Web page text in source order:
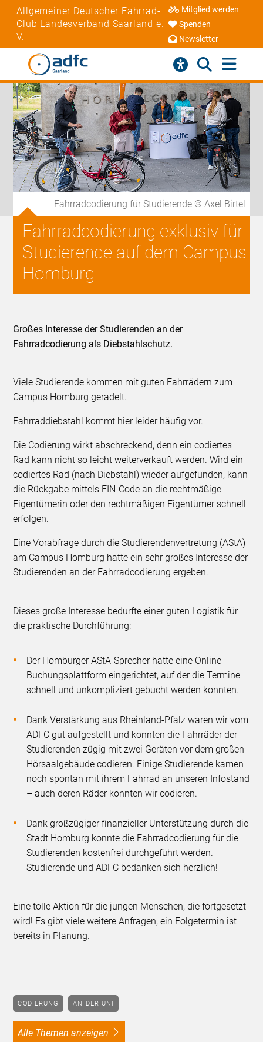
Allgemeiner Deutscher Fahrrad-
Club Landesverband Saarland e.
V.
Mitglied werden
Spenden
Newsletter
Fahrradcodierung für Studierende © Axel Birtel
Fahrradcodierung exklusiv für
Studierende auf dem Campus
Homburg
Großes Interesse der Studierenden an der
Fahrradcodierung als Diebstahlschutz.
Viele Studierende kommen mit guten Fahrrädern zum
Campus Homburg geradelt.
Fahrraddiebstahl kommt hier leider häufig vor.
Die Codierung wirkt abschreckend, denn ein codiertes
Rad kann nicht so leicht weiterverkauft werden. Wird ein
codiertes Rad (nach Diebstahl) wieder aufgefunden, kann
die Rückgabe mittels EIN-Code an die rechtmäßige
Eigentümerin oder den rechtmäßigen Eigentümer schnell
erfolgen.
Eine Vorabfrage durch die Studierendenvertretung (AStA)
am Campus Homburg hatte ein sehr großes Interesse der
Studierenden an der Fahrradcodierung ergeben.
Dieses große Interesse bedurfte einer guten Logistik für
die praktische Durchführung:
Der Homburger AStA-Sprecher hatte eine Online-
Buchungsplattform eingerichtet, auf der die Termine
schnell und unkompliziert gebucht werden konnten.
Dank Verstärkung aus Rheinland-Pfalz waren wir vom
ADFC gut aufgestellt und konnten die Fahrräder der
Studierenden zügig mit zwei Geräten vor dem großen
Hörsaalgebäude codieren. Einige Studierende kamen
noch spontan mit ihrem Fahrrad an unseren Infostand
– auch deren Räder konnten wir codieren.
Dank großzügiger finanzieller Unterstützung durch die
Stadt Homburg konnte die Fahrradcodierung für die
Studierenden kostenfrei durchgeführt werden.
Studierende und ADFC bedanken sich herzlich!
Eine tolle Aktion für die jungen Menschen, die fortgesetzt
wird! Es gibt viele weitere Anfragen, ein Folgetermin ist
bereits in Planung.
CODIERUNG AN DER UNI
alle Themen anzeigen